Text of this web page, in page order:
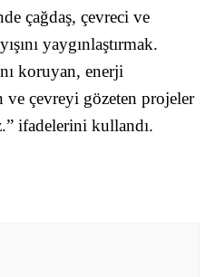
çağdaş, çevreci ve
yaygınlaştırmak.
koruyan, enerji
ve çevreyi gözeten projeler
ifadelerini kullandı.